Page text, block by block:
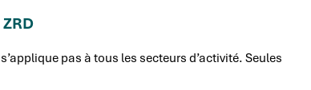
pas à tous les secteurs d’activité. Seules